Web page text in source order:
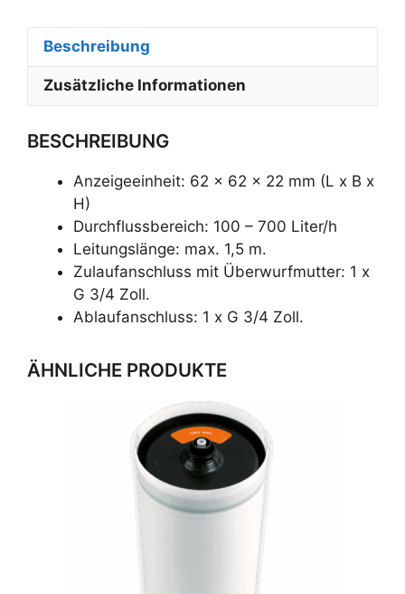
Beschreibung
Zusätzliche Informationen
BESCHREIBUNG
Anzeigeeinheit: 62 x 62 x 22 mm (L x B x
H)
Durchflussbereich: 100 – 700 Liter/h
Leitungslänge: max. 1,5 m.
Zulaufanschluss mit Überwurfmutter: 1 x
G 3/4 Zoll.
Ablaufanschluss: 1 x G 3/4 Zoll.
ÄHNLICHE PRODUKTE